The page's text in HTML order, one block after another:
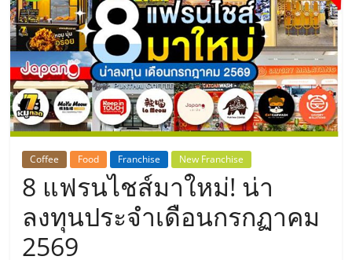
ประเทศไทย,
ThaiSMEsCenter,
รวม
ธุรกิจ
เอ
ส
Coffee Food Franchise New Franchise
8 แฟรนไชส์มาใหม่! น่า
ลงทุนประจำเดือนกรกฏาคม
2569